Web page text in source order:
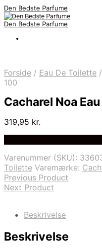
Den Bedste Parfume
Den Bedste Parfume
Forside / Eau De Toilette /
100
Cacharel Noa
319,95 kr.
Varenummer (SKU):
Toilette Varemærke:
Previous Product
Next Product
Beskrivelse
Beskrivelse